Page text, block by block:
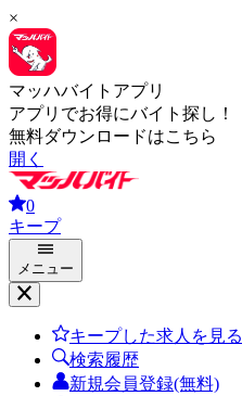
×
マッハバイトアプリ
アプリでお得にバイト探し！
無料ダウンロードはこちら
開く
0
キープ
メニュー
キープした求人を見る
検索履歴
新規会員登録(無料)